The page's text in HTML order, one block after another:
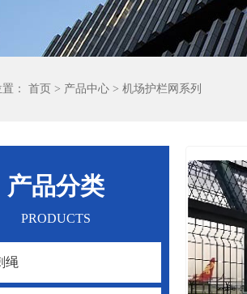
： 首页 > 产品中心 > 机场护栏网系列
产品分类
PRODUCTS
绳